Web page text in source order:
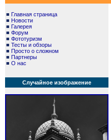
■ Главная страница
■ Новости
■ Галерея
■ Форум
■ Фототуризм
■ Тесты и обзоры
■ Просто о сложном
■ Партнеры
■ О нас
Случайное изображение